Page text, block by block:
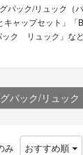
パック/リュック
とキャップセッ
ク リュック」な
パック/リュック
み おすすめ順